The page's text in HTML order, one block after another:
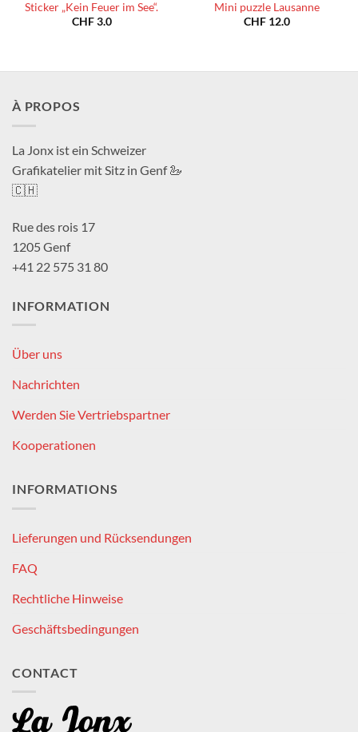
Sticker „Kein Feuer im See“.
CHF3.0
Mini puzzle Lausanne
CHF12.0
À PROPOS
La Jonx ist ein Schweizer
Grafikatelier mit Sitz in Genf 🦢
🇨🇭
Rue des rois 17
1205 Genf
+41 22 575 31 80
INFORMATION
Über uns
Nachrichten
Werden Sie Vertriebspartner
Kooperationen
INFORMATIONS
Lieferungen und Rücksendungen
FAQ
Rechtliche Hinweise
Geschäftsbedingungen
CONTACT